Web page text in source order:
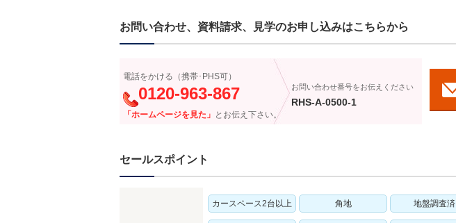
お問い合わせ、資料請求、見学のお申し込みはこちらから
電話をかける（携帯･PHS可）
0120-963-867
「ホームページを見た」 とお伝え下さい。
お問い合わせ番号をお伝えください
RHS-A-0500-1
セールスポイント
カースペース2台以上 角地 地盤調査済